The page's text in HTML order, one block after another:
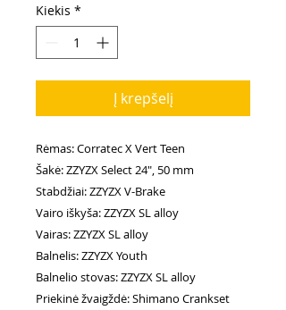
Kiekis *
Į krepšelį
Rėmas: Corratec X Vert Teen
Šakė: ZZYZX Select 24", 50 mm
Stabdžiai: ZZYZX V-Brake
Vairo iškyša: ZZYZX SL alloy
Vairas: ZZYZX SL alloy
Balnelis: ZZYZX Youth
Balnelio stovas: ZZYZX SL alloy
Priekinė žvaigždė: Shimano Crankset